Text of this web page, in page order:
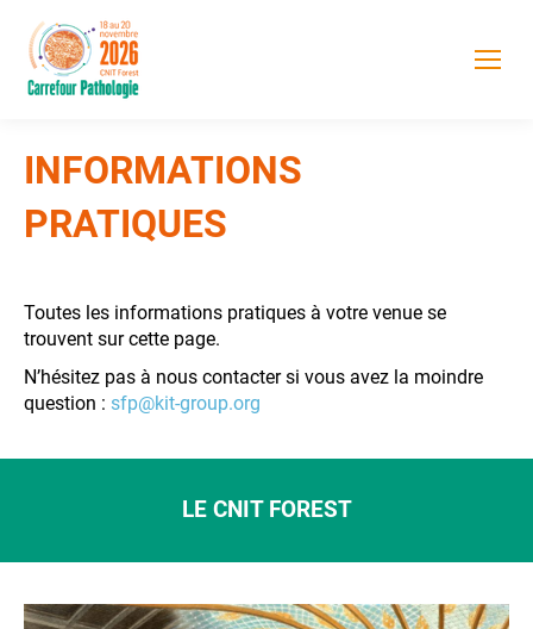
INFORMATIONS
PRATIQUES
Toutes les informations pratiques à votre venue se
trouvent sur cette page.
N’hésitez pas à nous contacter si vous avez la moindre
question : sfp@kit-group.org
LE CNIT FOREST